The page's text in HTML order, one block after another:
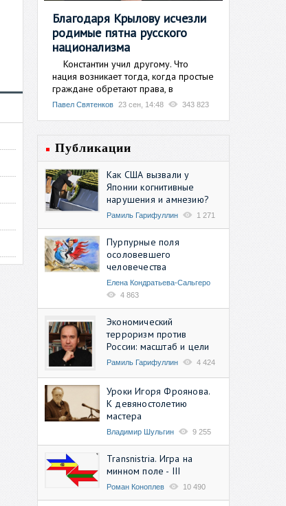
Благодаря Крылову исчезли
родимые пятна русского
национализма
Константин учил другому. Что
нация возникает тогда, когда простые
граждане обретают права, в
Павел Святенков 23 сен, 14:48 343 823
Публикации
Как США вызвали у
Японии когнитивные
нарушения и амнезию?
Рамиль Гарифуллин 1 271
Пурпурные поля
осоловевшего
человечества
Елена Кондратьева-Сальгеро
4 863
Экономический
терроризм против
России: масштаб и цели
Рамиль Гарифуллин 4 424
Уроки Игоря Фроянова.
К девяностолетию
мастера
Владимир Шульгин 9 255
Transnistria. Игра на
минном поле - III
Роман Коноплев 10 490